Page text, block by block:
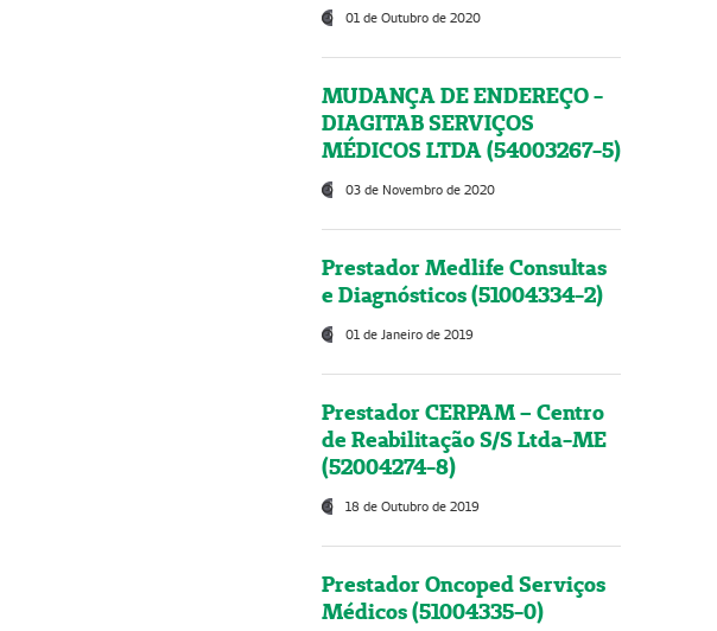
01 de Outubro de 2020
MUDANÇA DE ENDEREÇO -
DIAGITAB SERVIÇOS
MÉDICOS LTDA (54003267-5)
03 de Novembro de 2020
Prestador Medlife Consultas
e Diagnósticos (51004334-2)
01 de Janeiro de 2019
Prestador CERPAM – Centro
de Reabilitação S/S Ltda-ME
(52004274-8)
18 de Outubro de 2019
Prestador Oncoped Serviços
Médicos (51004335-0)